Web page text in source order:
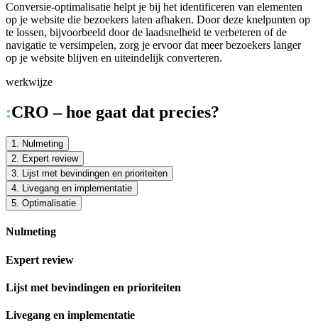
Conversie-optimalisatie helpt je bij het identificeren van elementen
op je website die bezoekers laten afhaken. Door deze knelpunten op
te lossen, bijvoorbeeld door de laadsnelheid te verbeteren of de
navigatie te versimpelen, zorg je ervoor dat meer bezoekers langer
op je website blijven en uiteindelijk converteren.
werkwijze
:CRO – hoe gaat dat precies?
1. Nulmeting
2. Expert review
3. Lijst met bevindingen en prioriteiten
4. Livegang en implementatie
5. Optimalisatie
Nulmeting
Expert review
Lijst met bevindingen en prioriteiten
Livegang en implementatie